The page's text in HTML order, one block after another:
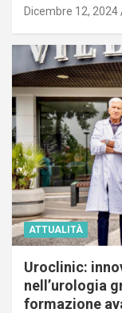
Dicembre 12, 2024
ATTUALITÀ
Uroclinic:
nell’urologia
formazione